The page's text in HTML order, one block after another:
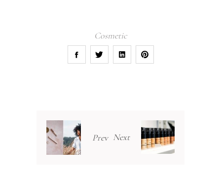
Cosmetic
Prev Next